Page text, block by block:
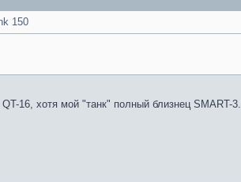
150
16, хотя мой "танк" полный близнец SMART-3.